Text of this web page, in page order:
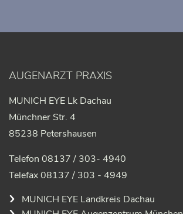
AUGENARZT PRAXIS
MUNICH EYE Lk Dachau
Münchner Str. 4
85238 Petershausen
Telefon 08137 / 303- 4940
Telefax 08137 / 303 - 4949
MUNICH EYE Landkreis Dachau